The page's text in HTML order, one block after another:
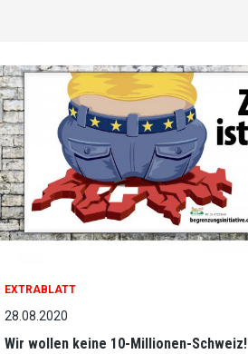
EXTRABLATT
28.08.2020
Wir wollen keine 10-Millionen-Schweiz!